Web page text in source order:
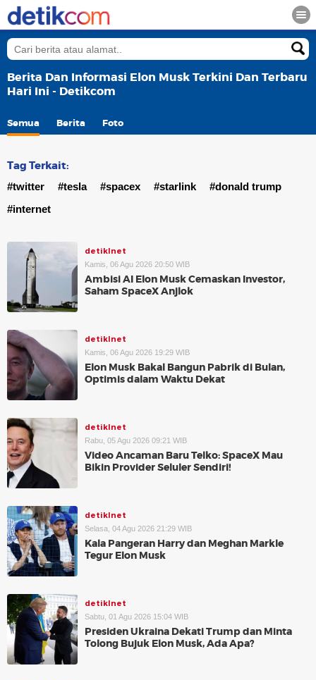
Berita Dan Informasi Elon Musk Terkini Dan Terbaru
Hari Ini - Detikcom
Semua Berita Foto
Tag Terkait:
#twitter #tesla #spacex #starlink
#donald trump
#internet
detikInet
Kamis, 06 Agu 2026 20:50 WIB
Ambisi AI Elon Musk Cemaskan Investor,
Saham SpaceX Anjlok
detikInet
Kamis, 06 Agu 2026 19:29 WIB
Elon Musk Bakal Bangun Pabrik di Bulan,
Optimis dalam Waktu Dekat
detikInet
Rabu, 05 Agu 2026 09:21 WIB
Video Ancaman Baru Telko: SpaceX Mau
Bikin Provider Seluler Sendiri!
detikInet
Selasa, 04 Agu 2026 21:29 WIB
Kala Pangeran Harry dan Meghan Markle
Tegur Elon Musk
detikInet
Sabtu, 01 Agu 2026 15:04 WIB
Presiden Ukraina Dekati Trump dan Minta
Tolong Bujuk Elon Musk, Ada Apa?